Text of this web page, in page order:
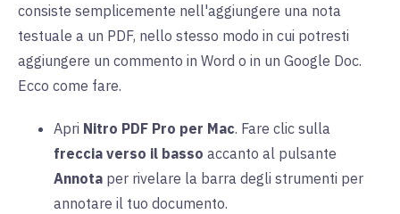
consiste semplicemente nell'aggiungere una nota
testuale a un PDF, nello stesso modo in cui potresti
aggiungere un commento in Word o in un Google Doc.
Ecco come fare.
Apri Nitro PDF Pro per Mac. Fare clic sulla
freccia verso il basso accanto al pulsante
Annota per rivelare la barra degli strumenti per
annotare il tuo documento.